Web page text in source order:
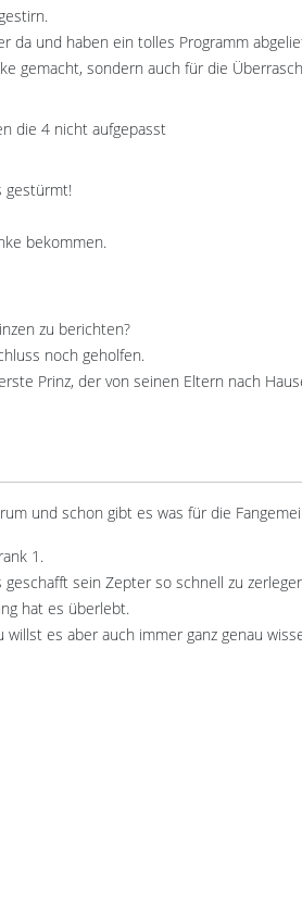
da und haben ein tolles Programm
gemacht, sondern auch für die
die 4 nicht aufgepasst
gestürmt!
bekommen.
zu berichten?
noch geholfen.
Prinz, der von seinen Eltern nach
und schon gibt es was für die
1.
sein Zepter so schnell zu
hat es überlebt.
es aber auch immer ganz genau